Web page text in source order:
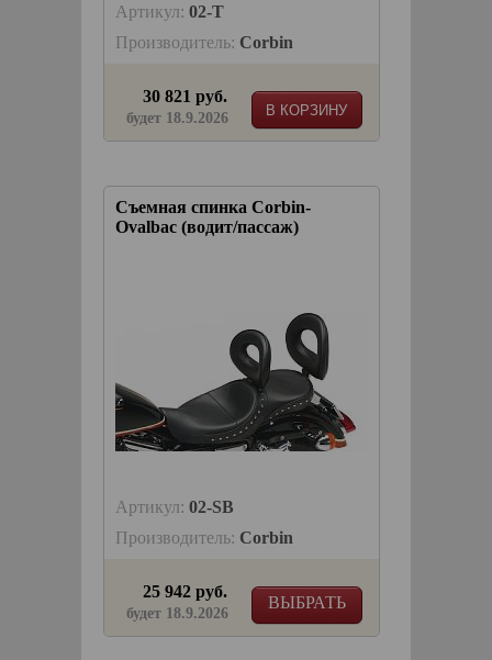
Артикул: 02-T
Производитель: Corbin
В КОРЗИНУ
30 821 руб.
будет 18.9.2026
Съемная спинка Corbin-
Ovalbac (водит/пассаж)
Артикул: 02-SB
Производитель: Corbin
ВЫБРАТЬ
25 942 руб.
будет 18.9.2026